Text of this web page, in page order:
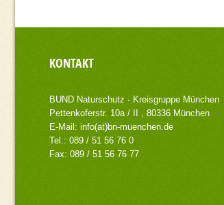
KONTAKT
BUND Naturschutz - Kreisgruppe München
Pettenkoferstr. 10a / II , 80336 München
E-Mail: info(at)bn-muenchen.de
Tel.: 089 / 51 56 76 0
Fax: 089 / 51 56 76 77